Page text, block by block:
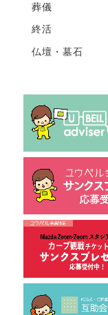
葬儀
終活
仏壇・墓石